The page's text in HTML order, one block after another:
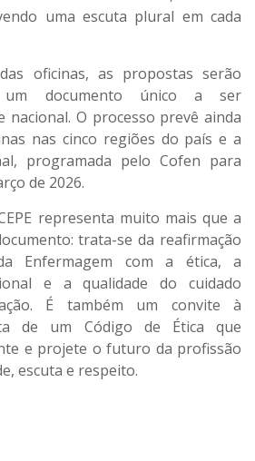
uma escuta plural em cada
oficinas, as propostas serão
um documento único a ser
nacional. O processo prevê ainda
nas cinco regiões do país e a
programada pelo Cofen para
de 2026.
representa muito mais que a
trata-se da reafirmação
Enfermagem com a ética, a
e a qualidade do cuidado
É também um convite à
de um Código de Ética que
e projete o futuro da profissão
escuta e respeito.